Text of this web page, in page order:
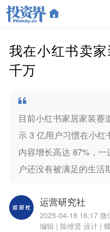
我在小红书卖
千万
目前小红书家居家装赛
示 3 亿用户习惯在小
内容增长高达 87%，
户还没有被满足的生活
运营研究社
2025-04-18 16:17 微
编辑 | 陈维贤 设计 |